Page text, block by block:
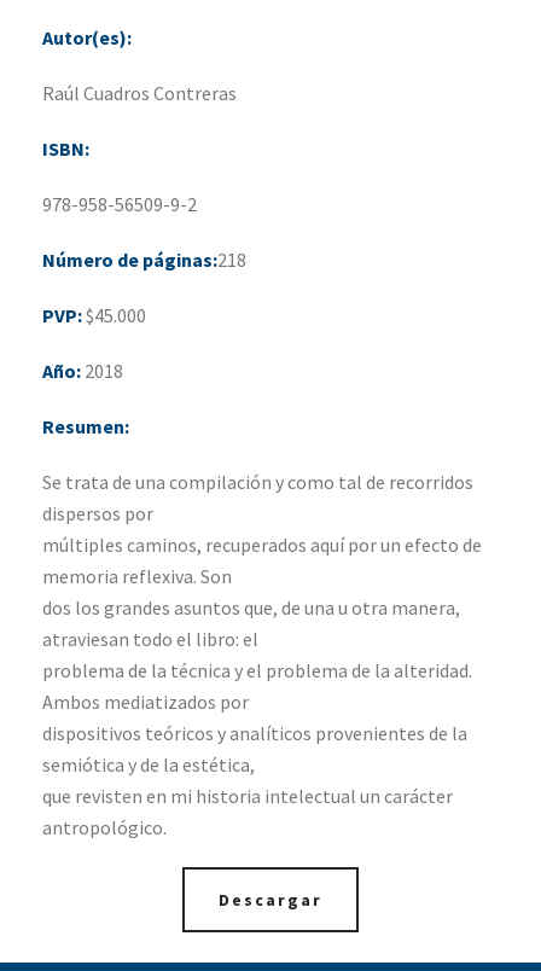
Autor(es):
Raúl Cuadros Contreras
ISBN:
978-958-56509-9-2
Número de páginas:218
PVP:$45.000
Año: 2018
Resumen:
Se trata de una compilación y como tal de recorridos
dispersos por
múltiples caminos, recuperados aquí por un efecto de
memoria reflexiva. Son
dos los grandes asuntos que, de una u otra manera,
atraviesan todo el libro: el
problema de la técnica y el problema de la alteridad.
Ambos mediatizados por
dispositivos teóricos y analíticos provenientes de la
semiótica y de la estética,
que revisten en mi historia intelectual un carácter
antropológico.
Descargar